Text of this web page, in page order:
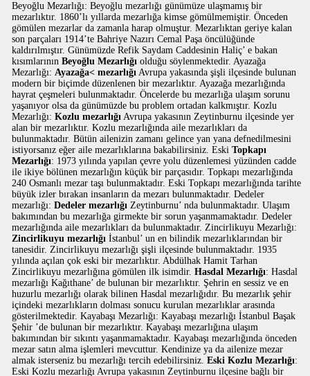
Beyoğlu Mezarlığı: Beyoğlu mezarlığı günümüze ulaşmamış bir
mezarlıktır. 1860’lı yıllarda mezarlığa kimse gömülmemiştir. Önceden
gömülen mezarlar da zamanla harap olmuştur. Mezarlıktan geriye kalan
son parçaları 1914’te Bahriye Nazırı Cemal Paşa öncülüğünde
kaldırılmıştır. Günümüzde Refik Saydam Caddesinin Haliç’ e bakan
kısımlarınınBeyoğlu Mezarlığı olduğu söylenmektedir. Ayazağa
Mezarlığı:Ayazağa< mezarlığı Avrupa yakasında şişli ilçesinde bulunan
modern bir biçimde düzenlenen bir mezarlıktır. Ayazağa mezarlığında
hayrat çeşmeleri bulunmaktadır. Öncelerde bu mezarlığa ulaşım sorunu
yaşanıyor olsa da günümüzde bu problem ortadan kalkmıştır. Kozlu
Mezarlığı:Kozlu mezarlığı Avrupa yakasının Zeytinburnu ilçesinde yer
alan bir mezarlıktır. Kozlu mezarlığında aile mezarlıkları da
bulunmaktadır. Bütün ailenizin zamanı gelince yan yana defnedilmesini
istiyorsanız eğer aile mezarlıklarına bakabilirsiniz. EskiTopkapı
Mezarlığı: 1973 yılında yapılan çevre yolu düzenlemesi yüzünden cadde
ile ikiye bölünen mezarlığın küçük bir parçasıdır. Topkapı mezarlığında
240 Osmanlı mezar taşı bulunmaktadır. Eski Topkapı mezarlığında tarihte
büyük izler bırakan insanların da mezarı bulunmaktadır. Dedeler
mezarlığı:Dedeler mezarlığı Zeytinburnu’ nda bulunmaktadır. Ulaşım
bakımından bu mezarlığa girmekte bir sorun yaşanmamaktadır. Dedeler
mezarlığında aile mezarlıkları da bulunmaktadır. Zincirlikuyu Mezarlığı:
Zincirlikuyu mezarlığı İstanbul’ un en bilindik mezarlıklarından bir
tanesidir. Zincirlikuyu mezarlığı şişli ilçesinde bulunmaktadır. 1935
yılında açılan çok eski bir mezarlıktır. Abdülhak Hamit Tarhan
Zincirlikuyu mezarlığına gömülen ilk isimdir.Hasdal Mezarlığı: Hasdal
mezarlığı Kağıthane’ de bulunan bir mezarlıktır. Şehrin en sessiz ve en
huzurlu mezarlığı olarak bilinen Hasdal mezarlığıdır. Bu mezarlık şehir
içindeki mezarlıkların dolması sonucu kurulan mezarlıklar arasında
gösterilmektedir. Kayabaşı Mezarlığı: Kayabaşı mezarlığı İstanbul Başak
Şehir ’de bulunan bir mezarlıktır. Kayabaşı mezarlığına ulaşım
bakımından bir sıkıntı yaşanmamaktadır. Kayabaşı mezarlığında önceden
mezar satın alma işlemleri mevcuttur. Kendinize ya da ailenize mezar
almak isterseniz bu mezarlığı tercih edebilirsiniz.Eski Kozlu Mezarlığı:
Eski Kozlu mezarlığı Avrupa yakasının Zeytinburnu ilçesine bağlı bir